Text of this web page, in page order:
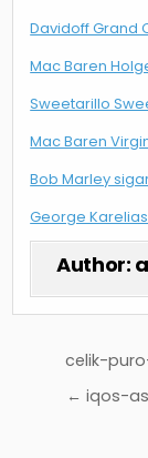
Davidoff Grand
Mac Baren
Sweetarillo
Mac Baren
Bob Marley
George
Author:
Yazıcelik-
← iqos-